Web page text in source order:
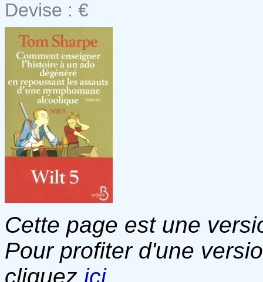
Devise : €
Cette page est une
Pour profiter d'une
cliquez ici.